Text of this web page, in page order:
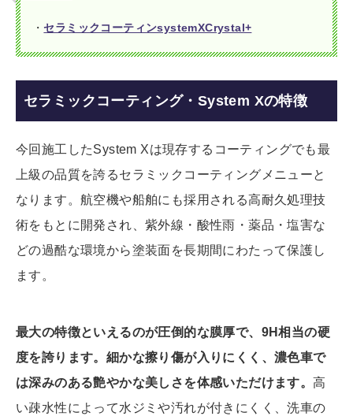
・セラミックコーティンsystemXCrystal+
セラミックコーティング・System Xの特徴
今回施工したSystem Xは現存するコーティングでも最
上級の品質を誇るセラミックコーティングメニューと
なります。航空機や船舶にも採用される高耐久処理技
術をもとに開発され、紫外線・酸性雨・薬品・塩害な
どの過酷な環境から塗装面を長期間にわたって保護し
ます。
最大の特徴といえるのが圧倒的な膜厚で、9H相当の硬
度を誇ります。細かな擦り傷が入りにくく、濃色車で
は深みのある艶やかな美しさを体感いただけます。高
い疎水性によって水ジミや汚れが付きにくく、洗車の